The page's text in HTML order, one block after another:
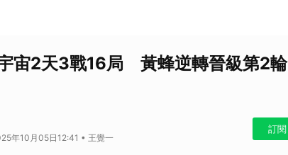
宙2天3戰16局 黃蜂逆轉晉級第2輪
年10月05日12:41 • 王覺一
訂閱